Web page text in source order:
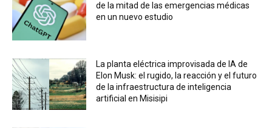
de la mitad de las emergencias médicas
en un nuevo estudio
La planta eléctrica improvisada de IA de
Elon Musk: el rugido, la reacción y el futuro
de la infraestructura de inteligencia
artificial en Misisipi